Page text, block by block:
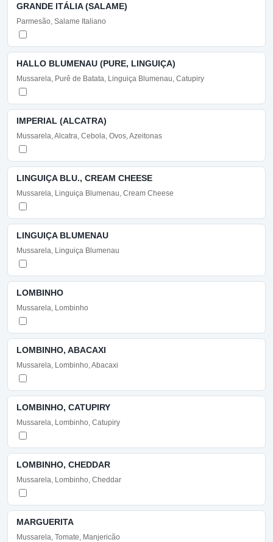
GRANDE ITÁLIA (SALAME)
Parmesão, Salame Italiano
HALLO BLUMENAU (PURE, LINGUIÇA)
Mussarela, Purê de Batata, Linguiça Blumenau, Catupiry
IMPERIAL (ALCATRA)
Mussarela, Alcatra, Cebola, Ovos, Azeitonas
LINGUIÇA BLU., CREAM CHEESE
Mussarela, Linguiça Blumenau, Cream Cheese
LINGUIÇA BLUMENAU
Mussarela, Linguiça Blumenau
LOMBINHO
Mussarela, Lombinho
LOMBINHO, ABACAXI
Mussarela, Lombinho, Abacaxi
LOMBINHO, CATUPIRY
Mussarela, Lombinho, Catupiry
LOMBINHO, CHEDDAR
Mussarela, Lombinho, Cheddar
MARGUERITA
Mussarela, Tomate, Manjericão